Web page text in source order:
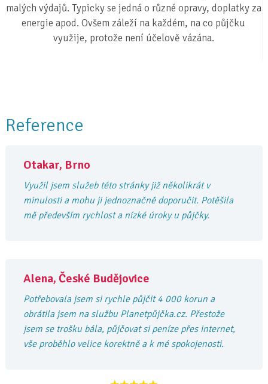
malých výdajů. Typicky se jedná o různé opravy, doplatky za
energie apod. Ovšem záleží na každém, na co půjčku
využije, protože není účelově vázána.
Reference
Otakar, Brno
Využil jsem služeb této stránky již několikrát v
minulosti a mohu ji jednoznačně doporučit. Potěšila
mě především rychlost a nízké úroky u půjčky.
Alena, České Budějovice
Potřebovala jsem si rychle půjčit 4 000 korun a
obrátila jsem na službu Planetpůjčka.cz. Přestože
jsem se trošku bála, půjčovat si peníze přes internet,
vše proběhlo velice korektně a k mé spokojenosti.